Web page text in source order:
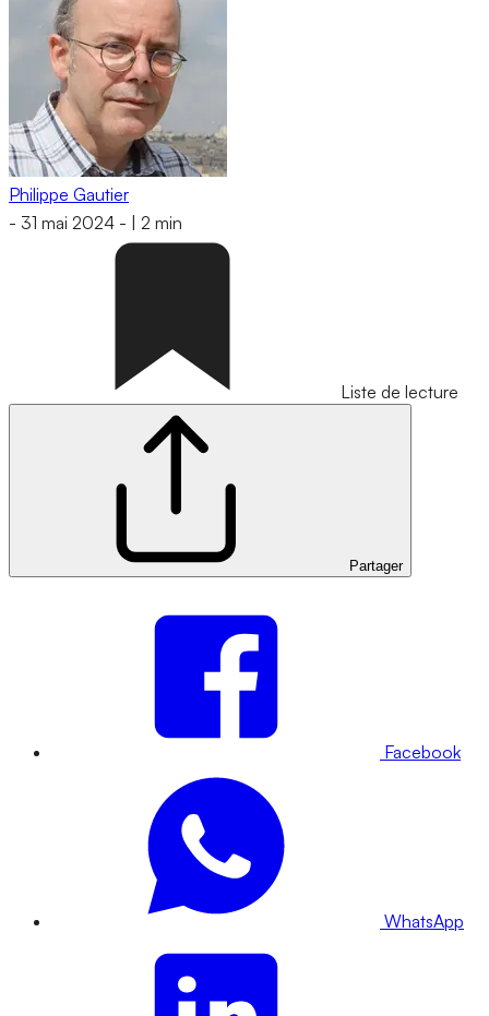
Philippe Gautier
- 31 mai 2024 - 2 min
Liste de lecture
Partager
Facebook
WhatsApp